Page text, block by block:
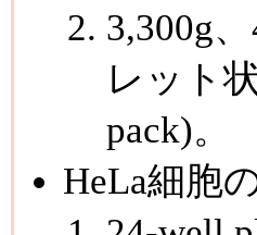
3,300g
レット
pack)。
HeLa細胞